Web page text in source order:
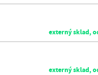
externý sklad,
externý sklad,